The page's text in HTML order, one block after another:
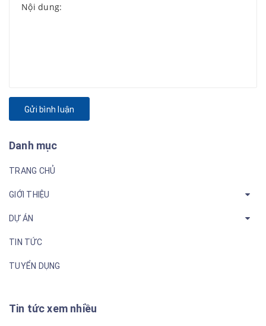
Gửi bình luận
Danh mục
TRANG CHỦ
GIỚI THIỆU
DỰ ÁN
TIN TỨC
TUYỂN DỤNG
Tin tức xem nhiều